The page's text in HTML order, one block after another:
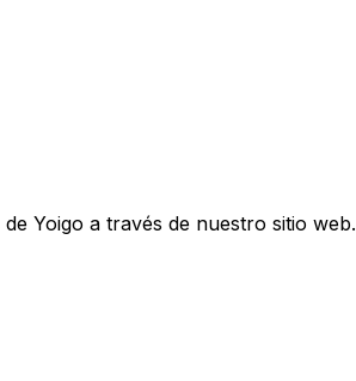
Yoigo a través de nuestro sitio web.